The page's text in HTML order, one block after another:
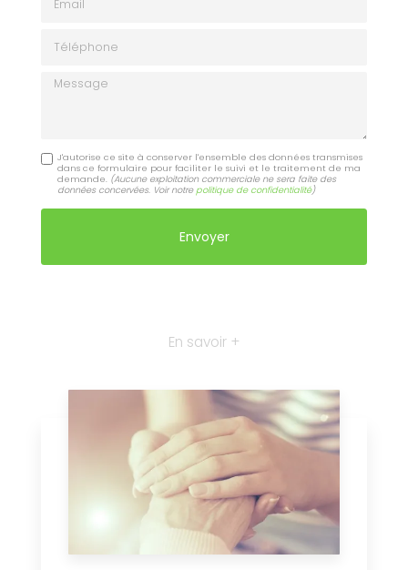
Message
J'autorise ce site à conserver l'ensemble des données transmises
dans ce formulaire pour faciliter le suivi et le traitement de ma
demande. (Aucune exploitation commerciale ne sera faite des
données concervées. Voir notre politique de confidentialité)
En savoir +